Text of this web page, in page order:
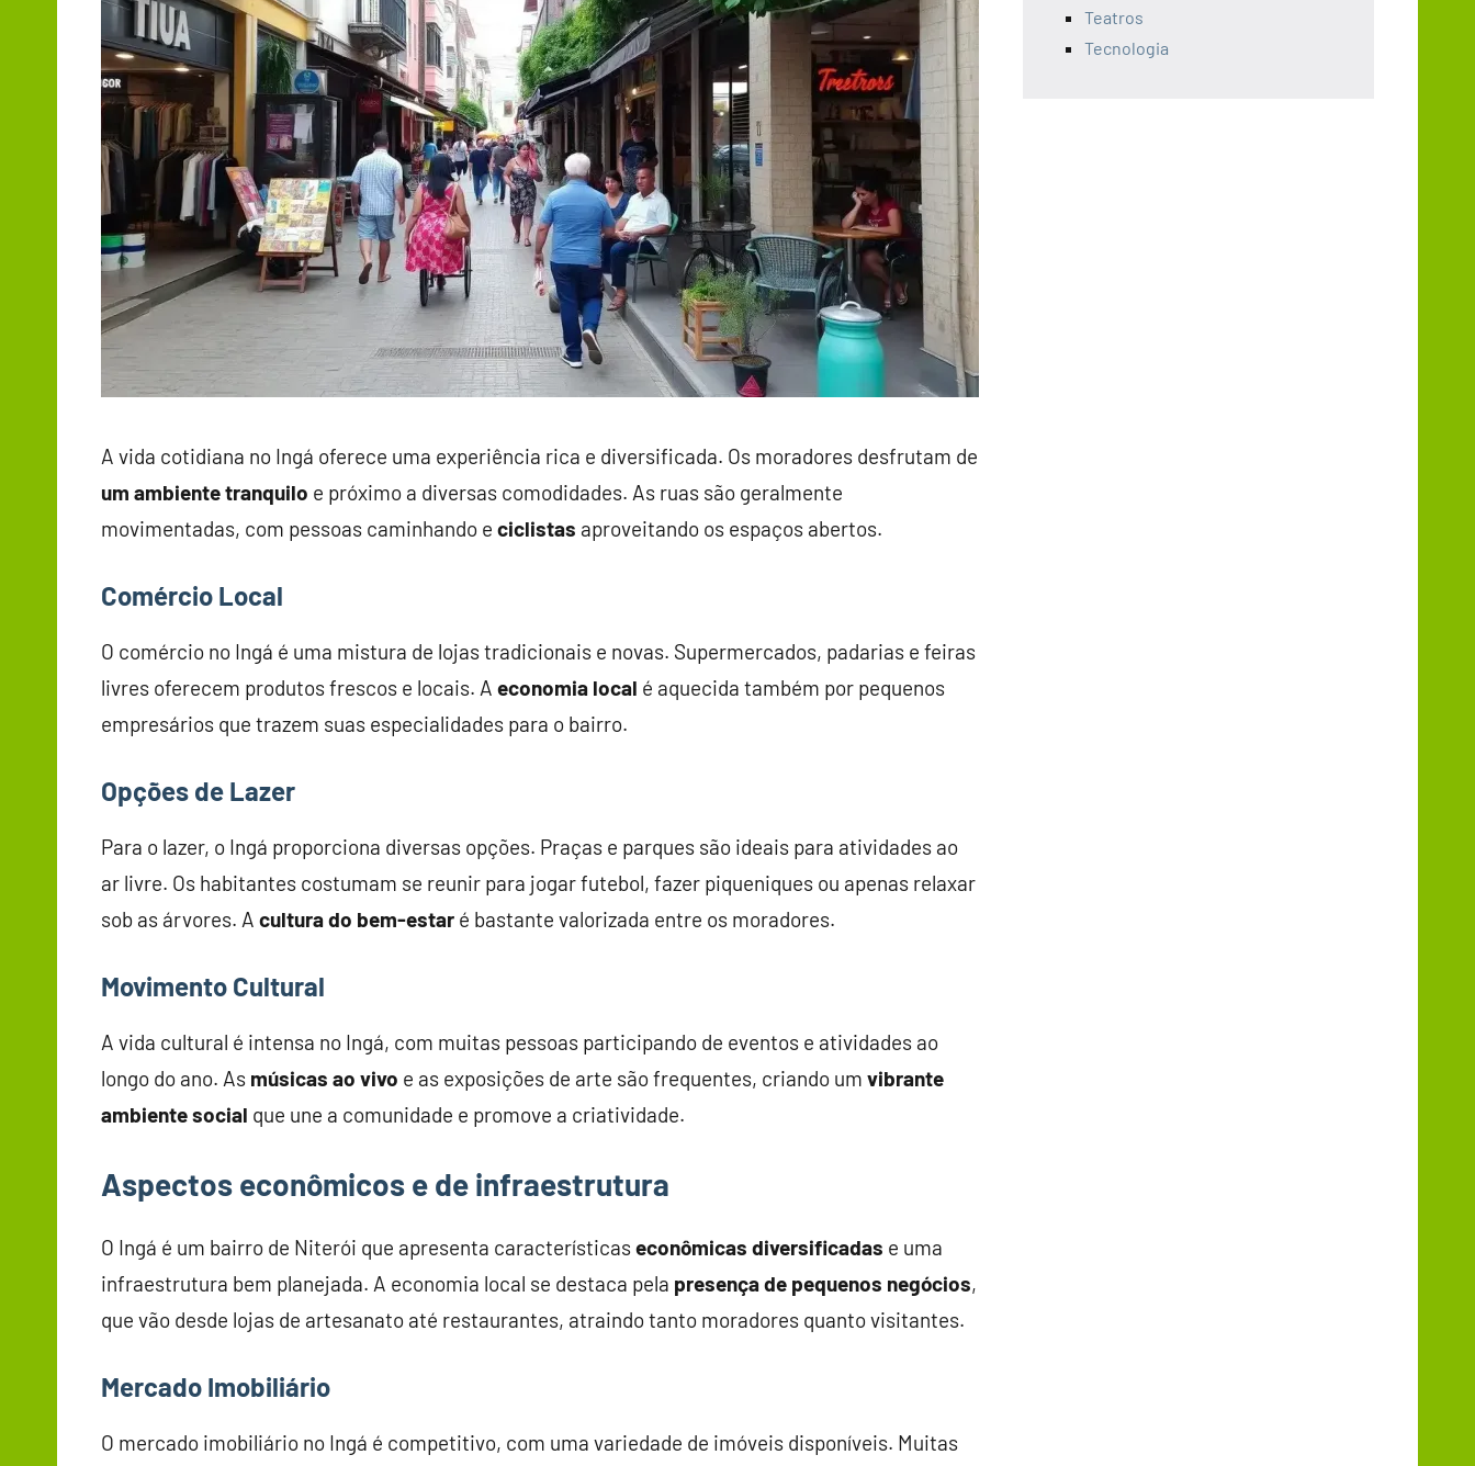
A vida cotidiana no Ingá oferece uma experiência rica e diversificada. Os moradores desfrutam de
um ambiente tranquilo e próximo a diversas comodidades. As ruas são geralmente
movimentadas, com pessoas caminhando e ciclistas aproveitando os espaços abertos.
Comércio Local
O comércio no Ingá é uma mistura de lojas tradicionais e novas. Supermercados, padarias e feiras
livres oferecem produtos frescos e locais. A economia local é aquecida também por pequenos
empresários que trazem suas especialidades para o bairro.
Opções de Lazer
Para o lazer, o Ingá proporciona diversas opções. Praças e parques são ideais para atividades ao
ar livre. Os habitantes costumam se reunir para jogar futebol, fazer piqueniques ou apenas relaxar
sob as árvores. A cultura do bem-estar é bastante valorizada entre os moradores.
Movimento Cultural
A vida cultural é intensa no Ingá, com muitas pessoas participando de eventos e atividades ao
longo do ano. As músicas ao vivo e as exposições de arte são frequentes, criando um vibrante
ambiente social que une a comunidade e promove a criatividade.
Aspectos econômicos e de infraestrutura
O Ingá é um bairro de Niterói que apresenta característicaseconômicas diversificadas e uma
infraestrutura bem planejada. A economia local se destaca pela presença de pequenos negócios,
que vão desde lojas de artesanato até restaurantes, atraindo tanto moradores quanto visitantes.
Mercado Imobiliário
O mercado imobiliário no Ingá é competitivo, com uma variedade de imóveis disponíveis. Muitas
Teatros
Tecnologia